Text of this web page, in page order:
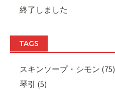
終了しました
TAGS
スキンソープ・シモン (75)
琴引 (5)